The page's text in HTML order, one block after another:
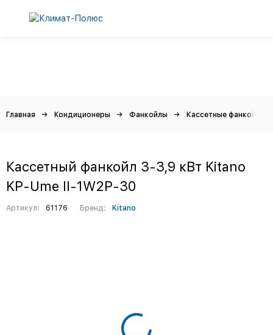
Главная Кондиционеры Фанкойлы Кассетные фанкойлы
Кассетный фанкойл 3-3,9 кВт Kitano
KP-Ume II-1W2P-30
Артикул: 61176 Бренд: Kitano